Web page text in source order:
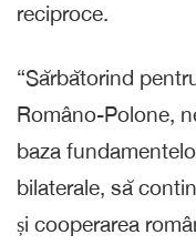
reciproce.
“Sărbătorind
Româno-Polone,
baza
bilaterale, să
și cooperarea